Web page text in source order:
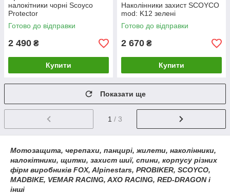
налокітники чорні Scoyco
Protector
Готово до відправки
2 490 ₴
Купити
Наколінники захист SCOYCO
mod: K12 зелені
Готово до відправки
2 670 ₴
Купити
Показати ще
1 / 3
Мотозащита, черепахи, панцирі, жилети, наколінники,
налокітники, щитки, захист шиї, спини, корпусу різних
фірм виробників FOX, Alpinestars, PROBIKER, SCOYCO,
MADBIKE, VEMAR RACING, AXO RACING, RED-DRAGON і
інші